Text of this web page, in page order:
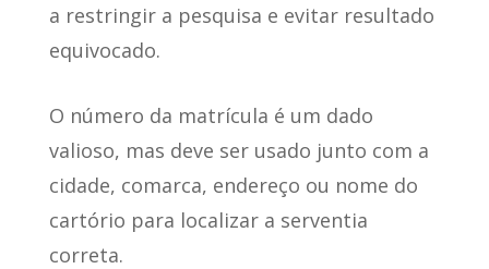
a restringir a pesquisa e evitar resultado
equivocado.
O número da matrícula é um dado
valioso, mas deve ser usado junto com a
cidade, comarca, endereço ou nome do
cartório para localizar a serventia
correta.